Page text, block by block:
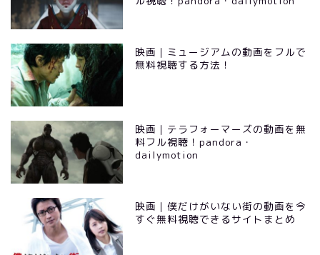
映画｜ミュージアムの動画をフルで
無料視聴する方法！
映画｜テラフォーマーズの動画を無
料フル視聴！pandora・
dailymotion
映画｜僕だけがいない街の動画を今
すぐ無料視聴できるサイトまとめ